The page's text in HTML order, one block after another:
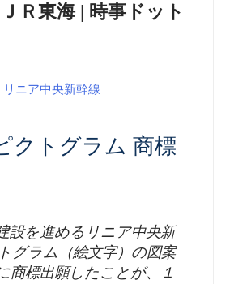
Ｒ東海 | 時事ドット
リニア中央新幹線
クトグラム 商標
設を進めるリニア中央新
グラム（絵文字）の図案
商標出願したことが、１